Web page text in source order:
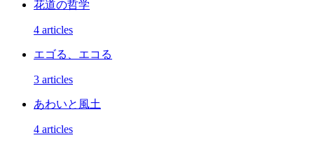
花道の哲学
4 articles
エゴる、エコる
3 articles
あわいと風土
4 articles